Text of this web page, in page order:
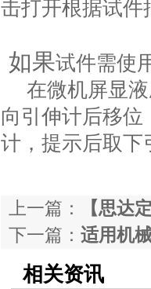
击打开根据试件
如果试件需使
在微机屏显
向引伸计后移
计，提示后取下
上一篇：
【思达
下一篇： 适用机
相关资讯